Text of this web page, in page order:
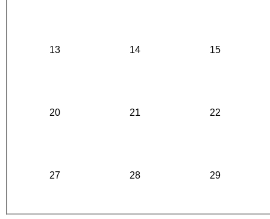
13 14 15
20 21 22
27 28 29